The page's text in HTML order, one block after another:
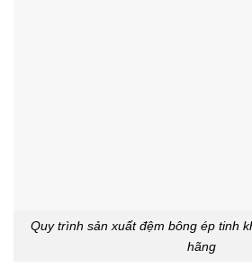
Quy trình sản xuất đệm bông ép tinh
hãng